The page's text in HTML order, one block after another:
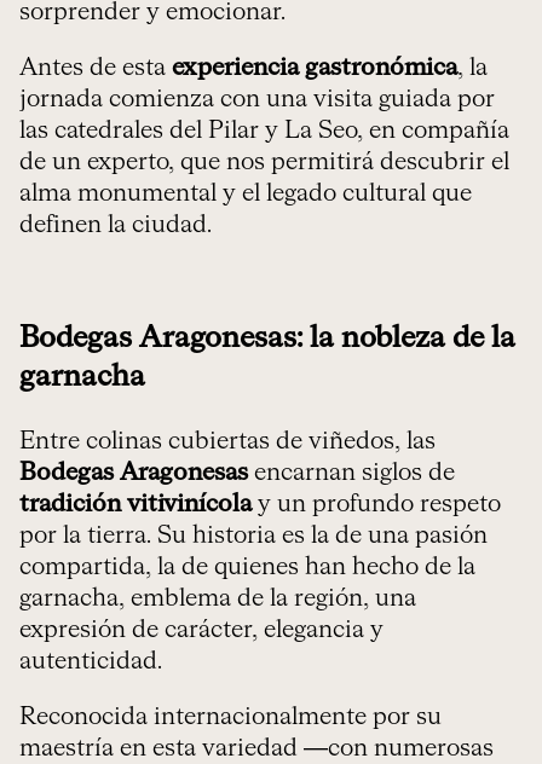
sorprender y emocionar.
Antes de esta experiencia gastronómica, la
jornada comienza con una visita guiada por
las catedrales del Pilar y La Seo, en compañía
de un experto, que nos permitirá descubrir el
alma monumental y el legado cultural que
definen la ciudad.
Bodegas Aragonesas: la nobleza de la
garnacha
Entre colinas cubiertas de viñedos, las
Bodegas Aragonesasencarnan siglos de
tradición vitivinícolay un profundo respeto
por la tierra. Su historia es la de una pasión
compartida, la de quienes han hecho de la
garnacha, emblema de la región, una
expresión de carácter, elegancia y
autenticidad.
Reconocida internacionalmente por su
maestría en esta variedad —con numerosas